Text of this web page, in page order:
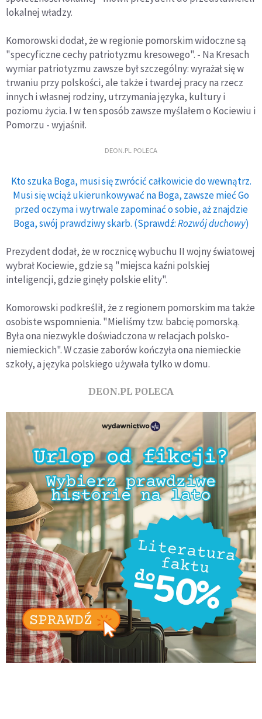
lokalnej władzy.
Komorowski dodał, że w regionie pomorskim widoczne są
"specyficzne cechy patriotyzmu kresowego". - Na Kresach
wymiar patriotyzmu zawsze był szczególny: wyrażał się w
trwaniu przy polskości, ale także i twardej pracy na rzecz
innych i własnej rodziny, utrzymania języka, kultury i
poziomu życia. I w ten sposób zawsze myślałem o Kociewiu i
Pomorzu - wyjaśnił.
DEON.PL POLECA
Kto szuka Boga, musi się zwrócić całkowicie do wewnątrz.
Musi się wciąż ukierunkowywać na Boga, zawsze mieć Go
przed oczyma i wytrwale zapominać o sobie, aż znajdzie
Boga, swój prawdziwy skarb. (Sprawdź:Rozwój duchowy)
Prezydent dodał, że w rocznicę wybuchu II wojny światowej
wybrał Kociewie, gdzie są "miejsca kaźni polskiej
inteligencji, gdzie ginęły polskie elity".
Komorowski podkreślił, że z regionem pomorskim ma także
osobiste wspomnienia. "Mieliśmy tzw. babcię pomorską.
Była ona niezwykle doświadczona w relacjach polsko-
niemieckich". W czasie zaborów kończyła ona niemieckie
szkoły, a języka polskiego używała tylko w domu.
DEON.PL POLECA